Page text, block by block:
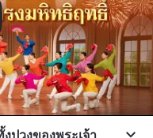
ปวงของพระเจ้า